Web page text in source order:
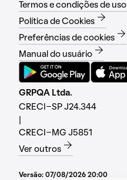
Termos e condições de uso
Política de Cookies
Preferências de cookies
Manual do usuário
GRPQA Ltda.
CRECI-SP J24.344
CRECI-MG J5851
Ver outros
Versão: 07/08/2026 20:00